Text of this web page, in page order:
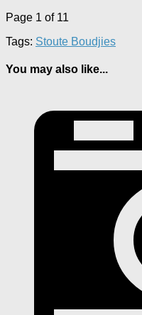
Page 1 of 11
Tags: Stoute Boudjies
You may also like...